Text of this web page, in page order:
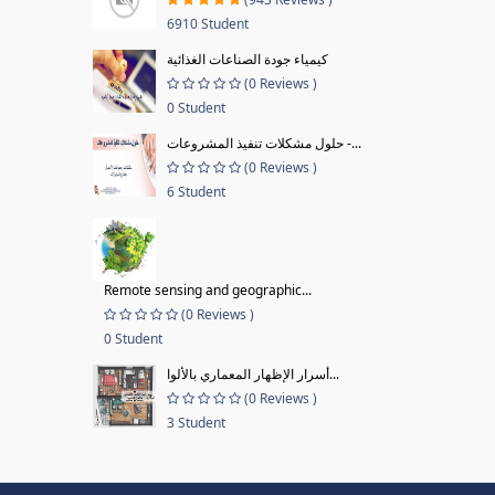
6910 Student
كيمياء جودة الصناعات الغذائية
(0 Reviews )
0 Student
حلول مشكلات تنفيذ المشروعات -...
(0 Reviews )
6 Student
Remote sensing and geographic...
(0 Reviews )
0 Student
أسرار الإظهار المعماري بالألوا...
(0 Reviews )
3 Student